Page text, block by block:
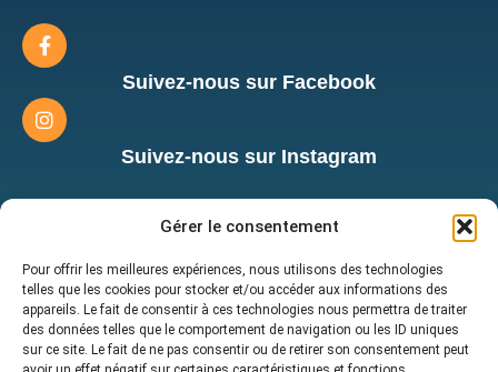
Gérer le consentement
Pour offrir les meilleures expériences, nous utilisons des technologies
telles que les cookies pour stocker et/ou accéder aux informations des
appareils. Le fait de consentir à ces technologies nous permettra de traiter
des données telles que le comportement de navigation ou les ID uniques
sur ce site. Le fait de ne pas consentir ou de retirer son consentement peut
Suivez-nous sur Facebook
Suivez-nous sur Instagram
Inscrivez-vous à notre infolettre
nouveautés!